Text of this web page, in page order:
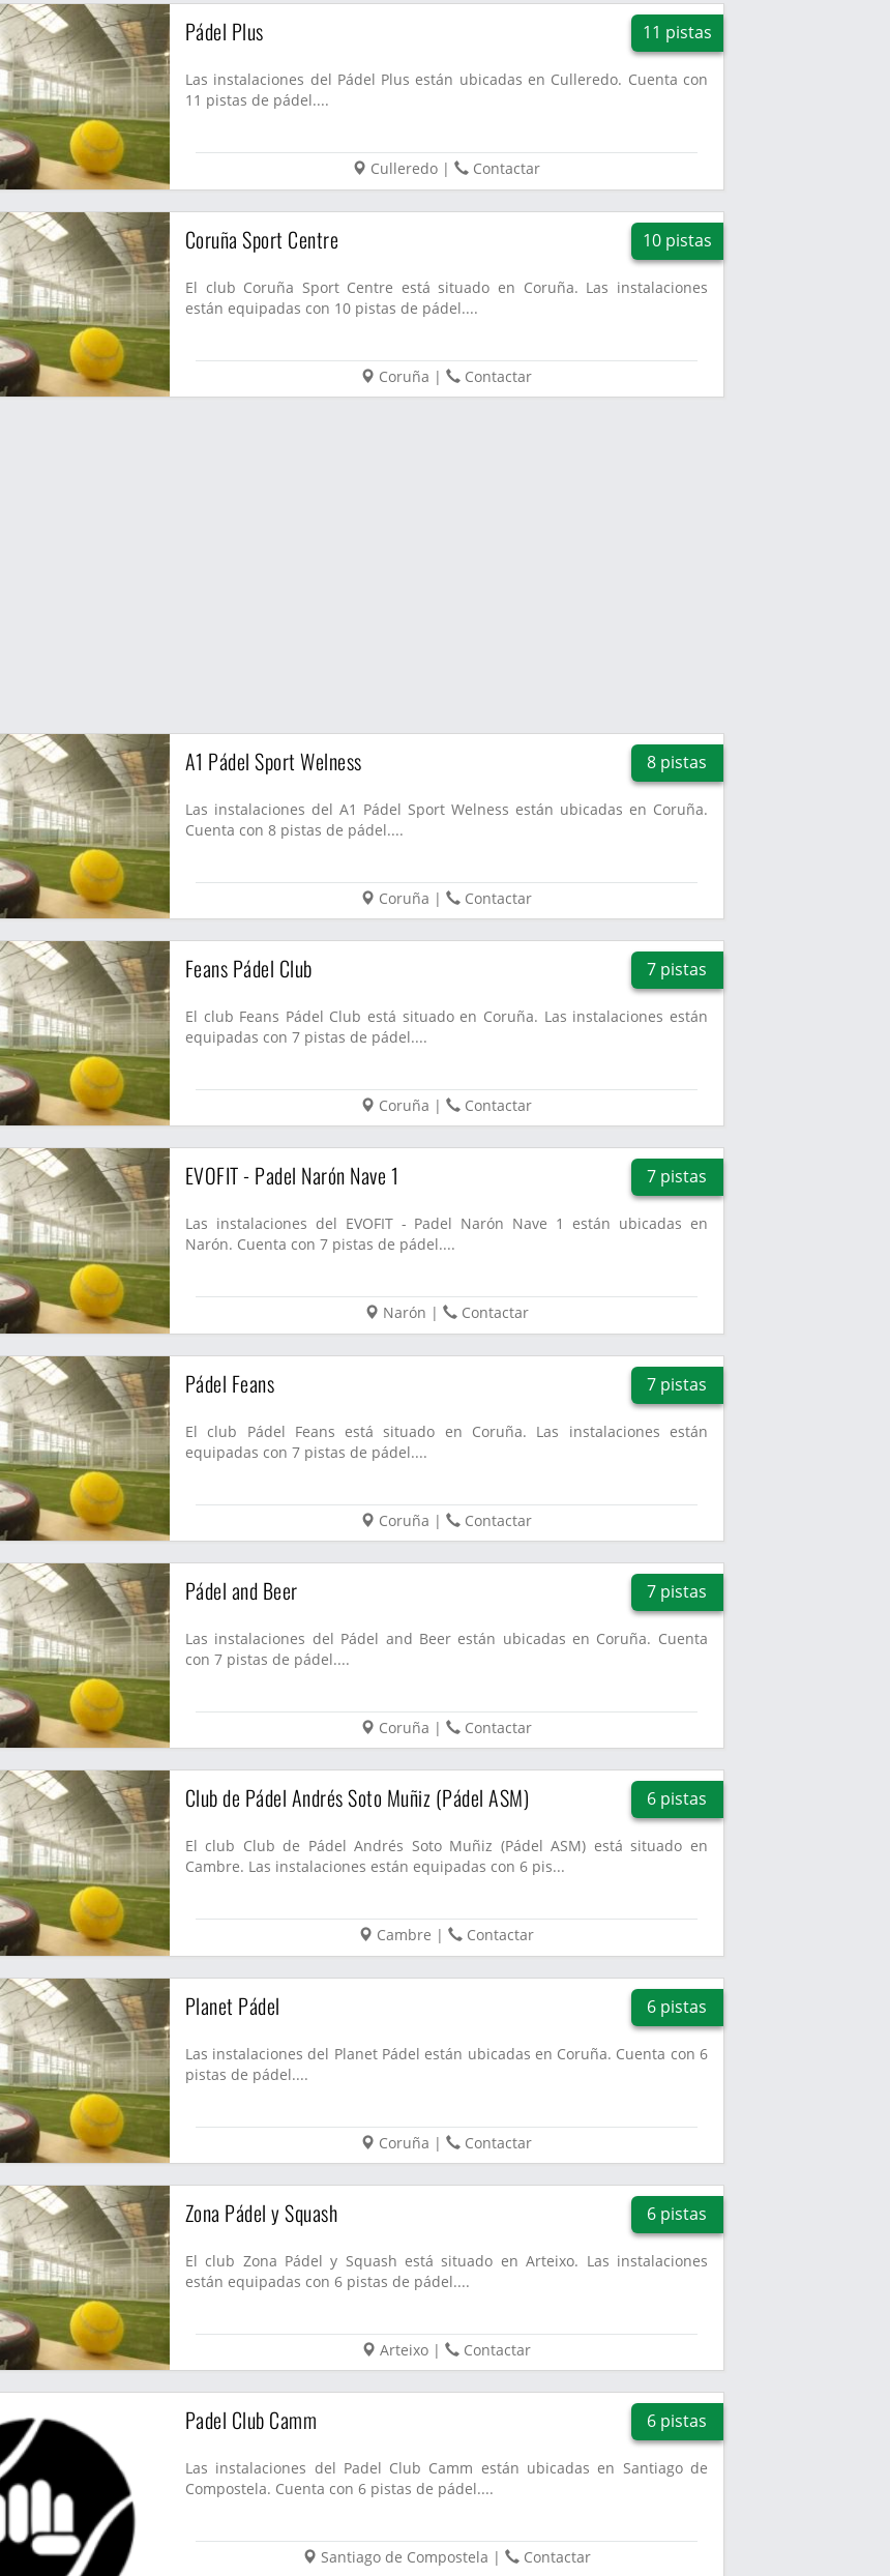
Pádel Plus 11 pistas
Las instalaciones del Pádel Plus están ubicadas en Culleredo. Cuenta con
11 pistas de pádel....
Culleredo | Contactar
Coruña Sport Centre 10 pistas
El club Coruña Sport Centre está situado en Coruña. Las instalaciones
están equipadas con 10 pistas de pádel....
Coruña | Contactar
A1 Pádel Sport Welness 8 pistas
Las instalaciones del A1 Pádel Sport Welness están ubicadas en Coruña.
Cuenta con 8 pistas de pádel....
Coruña | Contactar
Feans Pádel Club 7 pistas
El club Feans Pádel Club está situado en Coruña. Las instalaciones están
equipadas con 7 pistas de pádel....
Coruña | Contactar
EVOFIT - Padel Narón Nave 1 7 pistas
Las instalaciones del EVOFIT - Padel Narón Nave 1 están ubicadas en
Narón. Cuenta con 7 pistas de pádel....
Narón | Contactar
Pádel Feans 7 pistas
El club Pádel Feans está situado en Coruña. Las instalaciones están
equipadas con 7 pistas de pádel....
Coruña | Contactar
Pádel and Beer 7 pistas
Las instalaciones del Pádel and Beer están ubicadas en Coruña. Cuenta
con 7 pistas de pádel....
Coruña | Contactar
Club de Pádel Andrés Soto Muñiz (Pádel ASM) 6 pistas
El club Club de Pádel Andrés Soto Muñiz (Pádel ASM) está situado en
Cambre. Las instalaciones están equipadas con 6 pis...
Cambre | Contactar
Planet Pádel 6 pistas
Las instalaciones del Planet Pádel están ubicadas en Coruña. Cuenta con 6
pistas de pádel....
Coruña | Contactar
Zona Pádel y Squash 6 pistas
El club Zona Pádel y Squash está situado en Arteixo. Las instalaciones
están equipadas con 6 pistas de pádel....
Arteixo | Contactar
Padel Club Camm 6 pistas
Las instalaciones del Padel Club Camm están ubicadas en Santiago de
Compostela. Cuenta con 6 pistas de pádel....
Santiago de Compostela | Contactar